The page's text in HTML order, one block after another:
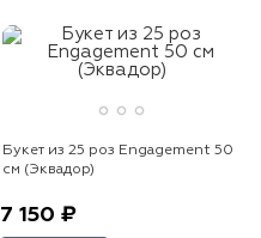
Букет из 25 роз Engagement 50
см (Эквадор)
7 150 ₽